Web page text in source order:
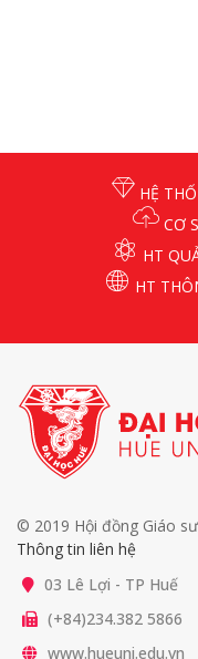
HỆ
CƠ
HT
HT
© 2019 Hội đồng Giáo
Thông tin liên hệ
03 Lê Lợi - TP Huế
(+84)234.382 5866
www.hueuni.edu.vn